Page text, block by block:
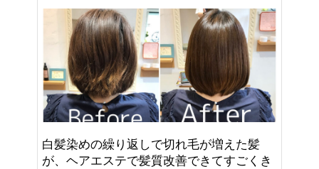
白髪染めの繰り返しで切れ毛が増えた髪
が、ヘアエステで髪質改善できてすごくき